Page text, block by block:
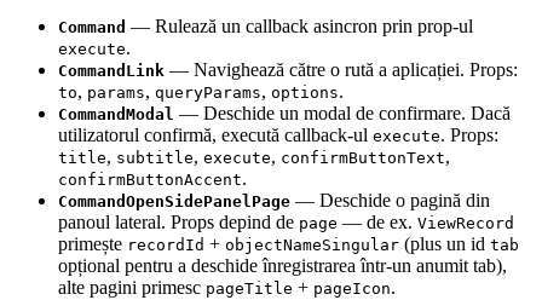
Command — Rulează un callback asincron prin prop-ul
execute.
CommandLink — Navighează către o rută a aplicației. Props:
to, params, queryParams, options.
CommandModal — Deschide un modal de confirmare. Dacă
utilizatorul confirmă, execută callback-ul execute. Props:
title, subtitle, execute, confirmButtonText,
confirmButtonAccent.
CommandOpenSidePanelPage — Deschide o pagină din
panoul lateral. Props depind de page — de ex. ViewRecord
primește recordId + objectNameSingular (plus un id tab
opțional pentru a deschide înregistrarea într-un anumit tab),
alte pagini primesc pageTitle + pageIcon.